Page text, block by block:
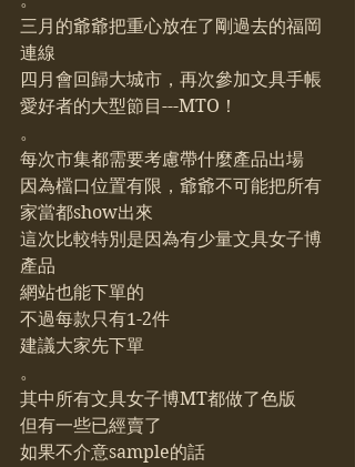
三月的爺爺把重心放在了剛過去的福岡
連線
四月會回歸大城市，再次參加文具手帳
愛好者的大型節目---MTO！
。
每次市集都需要考慮帶什麼產品出場
因為檔口位置有限，爺爺不可能把所有
家當都show出來
這次比較特別是因為有少量文具女子博
產品
網站也能下單的
不過每款只有1-2件
建議大家先下單
。
其中所有文具女子博MT都做了色版
但有一些已經賣了
如果不介意sample的話